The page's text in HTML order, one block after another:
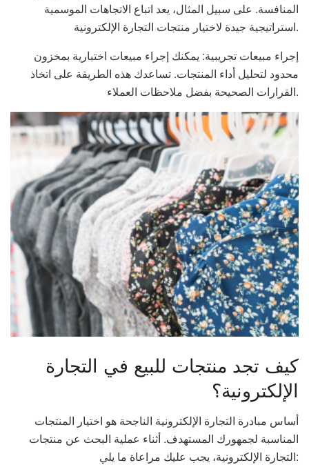
المنافسة. على سبيل المثال، يعد اتباع الاتجاهات الموسمية
استراتيجية جيدة لاختيار منتجات التجارة الإلكترونية.
إجراء مبيعات تجريبية: يمكنك إجراء مبيعات اختبارية بمخزون
محدود لتحليل أداء المنتجات. تساعدك هذه الطريقة على اتخاذ
القرارات الصحيحة بفضل ملاحظات العملاء.
كيف تجد منتجات للبيع في التجارة
الإلكترونية؟
أساس مبادرة التجارة الإلكترونية الناجحة هو اختيار المنتجات
المناسبة لجمهورك المستهدف. أثناء عملية البحث عن منتجات
التجارة الإلكترونية، يجب عليك مراعاة ما يلي: